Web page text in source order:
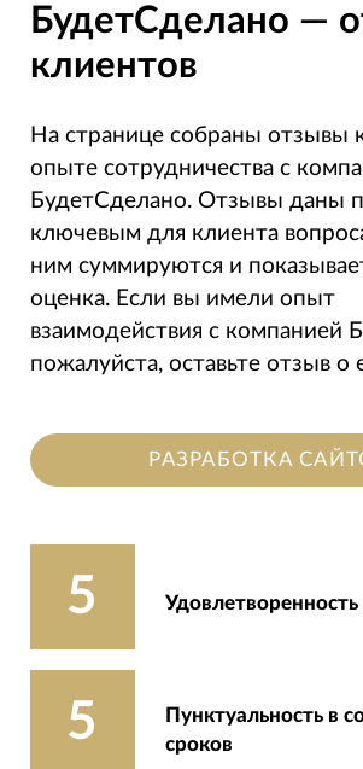
БудетCделано —
клиентов
На странице собраны отзывы
опыте сотрудничества с
БудетCделано. Отзывы даны
ключевым для клиента
ним суммируются и
оценка. Если вы имели опыт
взаимодействия с компанией
пожалуйста, оставьте отзыв о
РАЗРАБОТКА
5 Удовлетворенность
5
Пунктуальность в
сроков